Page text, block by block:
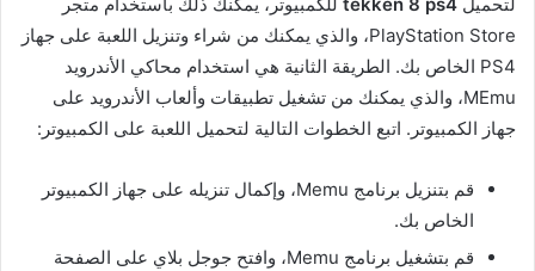
PlayStation Store، والذي يمكنك من شراء وتنزيل اللعبة على جهاز
PS4 الخاص بك. الطريقة الثانية هي استخدام محاكي الأندرويد
MEmu، والذي يمكنك من تشغيل تطبيقات وألعاب الأندرويد على
جهاز الكمبيوتر. اتبع الخطوات التالية لتحميل اللعبة على الكمبيوتر:
قم بتنزيل برنامج Memu، وإكمال تنزيله على جهاز الكمبيوتر
الخاص بك.
قم بتشغيل برنامج Memu، وافتح جوجل بلاي على الصفحة